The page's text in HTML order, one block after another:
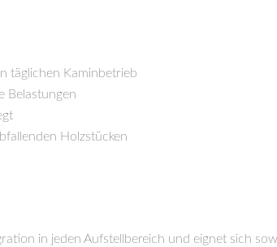
täglichen Kaminbetrieb
Belastungen
Holzstücken
in jeden Aufstellbereich und eignet sich